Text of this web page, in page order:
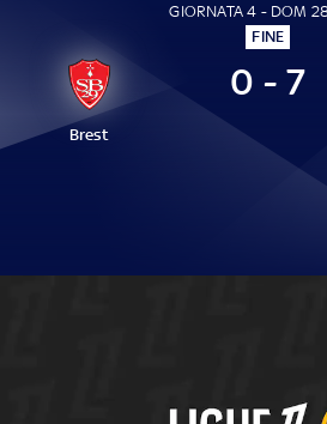
GIORNATA 4 - DOM
FINE
Brest
0 - 7